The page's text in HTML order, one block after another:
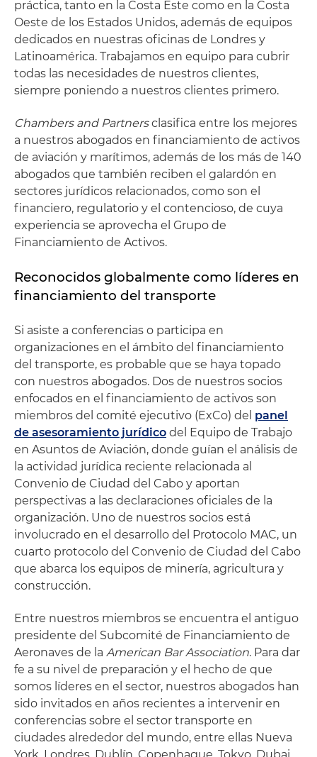
práctica, tanto en la Costa Este como en la Costa
Oeste de los Estados Unidos, además de equipos
dedicados en nuestras oficinas de Londres y
Latinoamérica. Trabajamos en equipo para cubrir
todas las necesidades de nuestros clientes,
siempre poniendo a nuestros clientes primero.
Chambers and Partnersclasifica entre los mejores
a nuestros abogados en financiamiento de activos
de aviación y marítimos, además de los más de 140
abogados que también reciben el galardón en
sectores jurídicos relacionados, como son el
financiero, regulatorio y el contencioso, de cuya
experiencia se aprovecha el Grupo de
Financiamiento de Activos.
Reconocidos globalmente como líderes en
financiamiento del transporte
Si asiste a conferencias o participa en
organizaciones en el ámbito del financiamiento
del transporte, es probable que se haya topado
con nuestros abogados. Dos de nuestros socios
enfocados en el financiamiento de activos son
miembros del comité ejecutivo (ExCo) del panel
de asesoramiento jurídico del Equipo de Trabajo
en Asuntos de Aviación, donde guían el análisis de
la actividad jurídica reciente relacionada al
Convenio de Ciudad del Cabo y aportan
perspectivas a las declaraciones oficiales de la
organización. Uno de nuestros socios está
involucrado en el desarrollo del Protocolo MAC, un
cuarto protocolo del Convenio de Ciudad del Cabo
que abarca los equipos de minería, agricultura y
construcción.
Entre nuestros miembros se encuentra el antiguo
presidente del Subcomité de Financiamiento de
Aeronaves de la American Bar Association. Para dar
fe a su nivel de preparación y el hecho de que
somos líderes en el sector, nuestros abogados han
sido invitados en años recientes a intervenir en
conferencias sobre el sector transporte en
ciudades alrededor del mundo, entre ellas Nueva